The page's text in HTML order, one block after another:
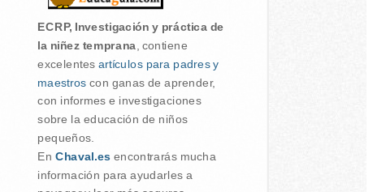
ECRP, Investigación y práctica de
la niñez temprana, contiene
excelentes artículos para padres y
maestros con ganas de aprender,
con informes e investigaciones
sobre la educación de niños
pequeños.
En Chaval.es encontrarás mucha
información para ayudarles a